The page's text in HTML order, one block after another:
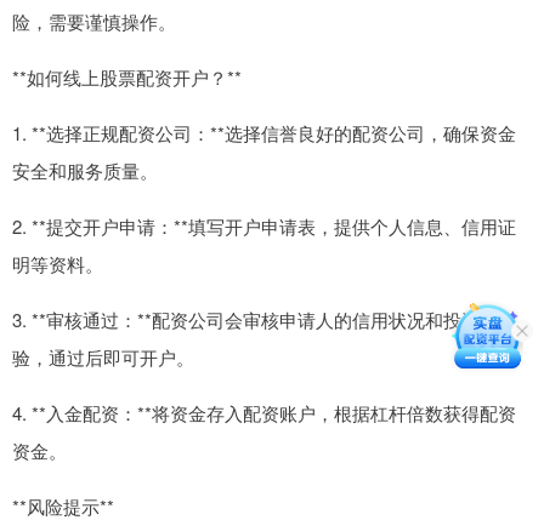
险，需要谨慎操作。
**如何线上股票配资开户？**
1. **选择正规配资公司：**选择信誉良好的配资公司，确保资金
安全和服务质量。
2. **提交开户申请：**填写开户申请表，提供个人信息、信用证
明等资料。
3. **审核通过：**配资公司会审核申请人的信用状况和投资经
验，通过后即可开户。
4. **入金配资：**将资金存入配资账户，根据杠杆倍数获得配资
资金。
**风险提示**